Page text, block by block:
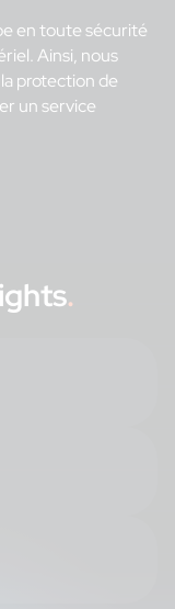
en toute sécurité
Ainsi, nous
protection de
un service
.